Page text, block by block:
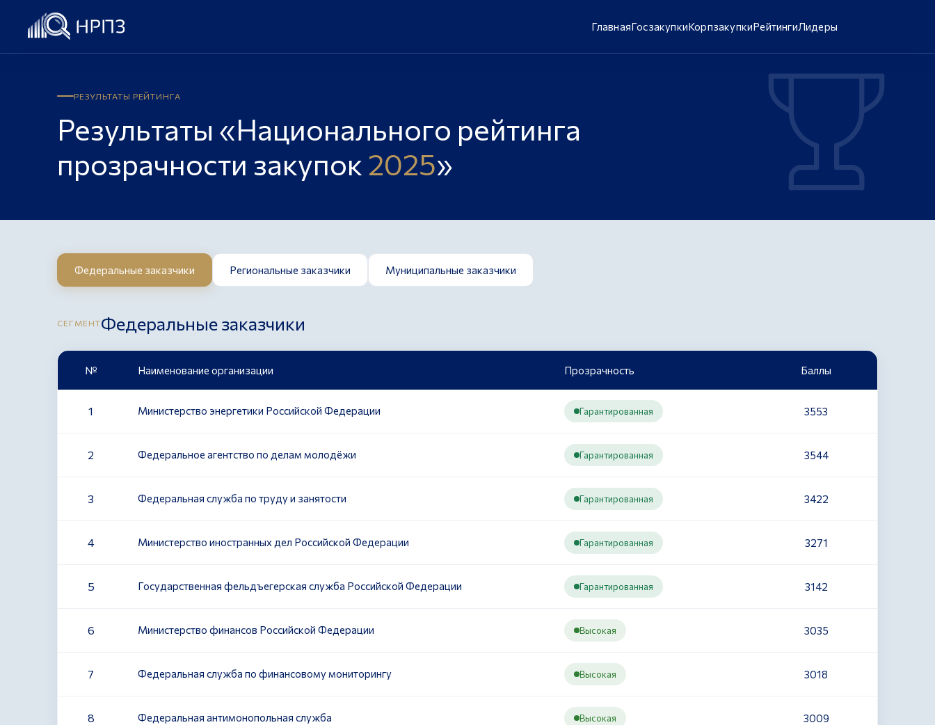
ГлавнаяГосзакупкиКорпзакупкиРейтингиЛидеры
РЕЗУЛЬТАТЫ РЕЙТИНГА
Результаты «Национального рейтинга
прозрачности закупок 2025»
Федеральные заказчики Региональные заказчики Муниципальные заказчики
СЕГМЕНТФедеральные заказчики
№ Наименование организации Прозрачность Баллы
1 Министерство энергетики Российской Федерации Гарантированная 3553
2 Федеральное агентство по делам молодёжи Гарантированная 3544
3 Федеральная служба по труду и занятости Гарантированная 3422
4 Министерство иностранных дел Российской Федерации Гарантированная 3271
5 Государственная фельдъегерская служба Российской Федерации Гарантированная 3142
6 Министерство финансов Российской Федерации Высокая 3035
7 Федеральная служба по финансовому мониторингу Высокая 3018
8 Федеральная антимонопольная служба Высокая 3009